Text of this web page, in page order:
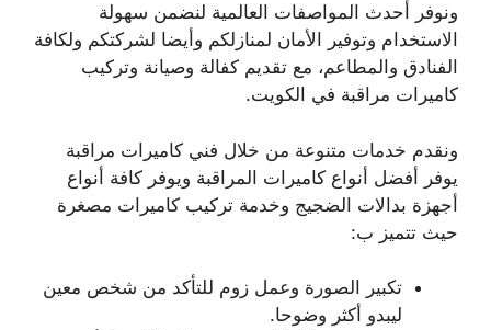
ونوفر أحدث المواصفات العالمية لنضمن سهولة
الاستخدام وتوفير الأمان لمنازلكم وأيضا لشركتكم ولكافة
الفنادق والمطاعم، مع تقديم كفالة وصيانة وتركيب
كاميرات مراقبة في الكويت.
ونقدم خدمات متنوعة من خلال فني كاميرات مراقبة
يوفر أفضل أنواع كاميرات المراقبة ويوفر كافة أنواع
أجهزة بدالات الضجيج وخدمة تركيب كاميرات مصغرة
حيث تتميز ب:
تكبير الصورة وعمل زوم للتأكد من شخص معين
ليبدو أكثر وضوحا.